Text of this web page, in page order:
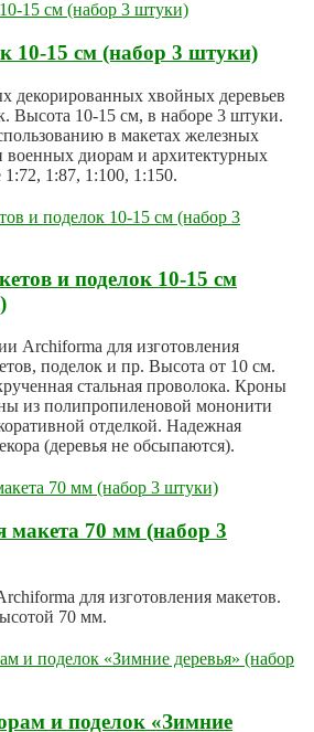
10-15 см (набор 3 штуки)
декорированных хвойных деревьев
Высота 10-15 см, в наборе 3 штуки.
в макетах железных
военных диорам и архитектурных
1:87, 1:100, 1:150.
и поделок 10-15 см
Archiforma для изготовления
поделок и пр. Высота от 10 см.
стальная проволока. Кроны
из полипропиленовой мононити
отделкой. Надежная
(деревья не обсыпаются).
макета 70 мм (набор 3
для изготовления макетов.
70 мм.
и поделок «Зимние